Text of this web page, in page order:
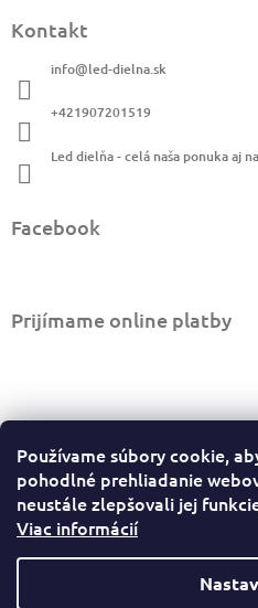
Používame súbory cookie,
pohodlné prehliadanie
neustále zlepšovali jej
Viac informácií
Kontakt
info@led-dielna.sk
+421907201519
Led dielňa - celá naša ponuka aj
Facebook
Prijímame online platby
Informácie pre vás
Ako nakupovať
Obchodné podmienky
Podmienky ochrany osobných údajov